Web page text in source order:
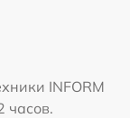
INFORM
часов.